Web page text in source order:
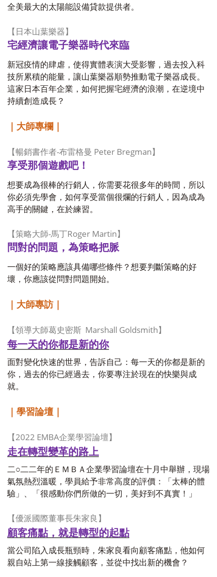
全美最大的太陽能設備貸款提供者。
【日本山葉樂器】
宅經濟讓電子樂器時代來臨
新冠疫情的肆虐，使得實體表演大受影響，過去投入科
技所累積的能量，讓山葉樂器順勢推動電子樂器成長。
這家日本百年企業，如何把握宅經濟的浪潮，在逆境中
持續創造成長？
｜大師專欄｜
【暢銷書作者-布雷格曼 Peter Bregman 】
享受那個遊戲吧！
想要成為很棒的行銷人，你需要花很多年的時間，所以
你必須先學會，如何享受當個很爛的行銷人，因為成為
高手的關鍵，在於練習。
【策略大師-馬丁Roger Martin 】
問對的問題，為策略把脈
一個好的策略應該具備哪些條件？想要判斷策略的好
壞，你應該從問對問題開始。
｜大師專訪｜
【領導大師葛史密斯 Marshall Goldsmith 】
每一天的你都是新的你
面對變化快速的世界，告訴自己：每一天的你都是新的
你，過去的你已經過去，你要專注於現在的快樂與成
就。
｜學習論壇｜
【 2022 EMBA企業學習論壇】
走在轉型變革的路上
二○二二年的ＥＭＢＡ企業學習論壇在十月中舉辦，現場
氣氛熱烈溫暖，學員給予非常高度的評價：「太棒的體
驗」、「很感動你們所做的一切，美好到不真實！」
【優派國際董事長朱家良】
顧客痛點，就是轉型的起點
當公司陷入成長瓶頸時，朱家良看向顧客痛點，他如何
親自站上第一線接觸顧客，並從中找出新的機會？